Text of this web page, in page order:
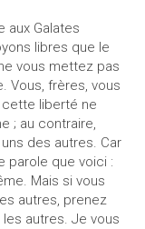
aux Galates
libres que le
vous mettez pas
Vous, frères, vous
liberté ne
; au contraire,
des autres. Car
parole que voici :
Mais si vous
autres, prenez
autres. Je vous